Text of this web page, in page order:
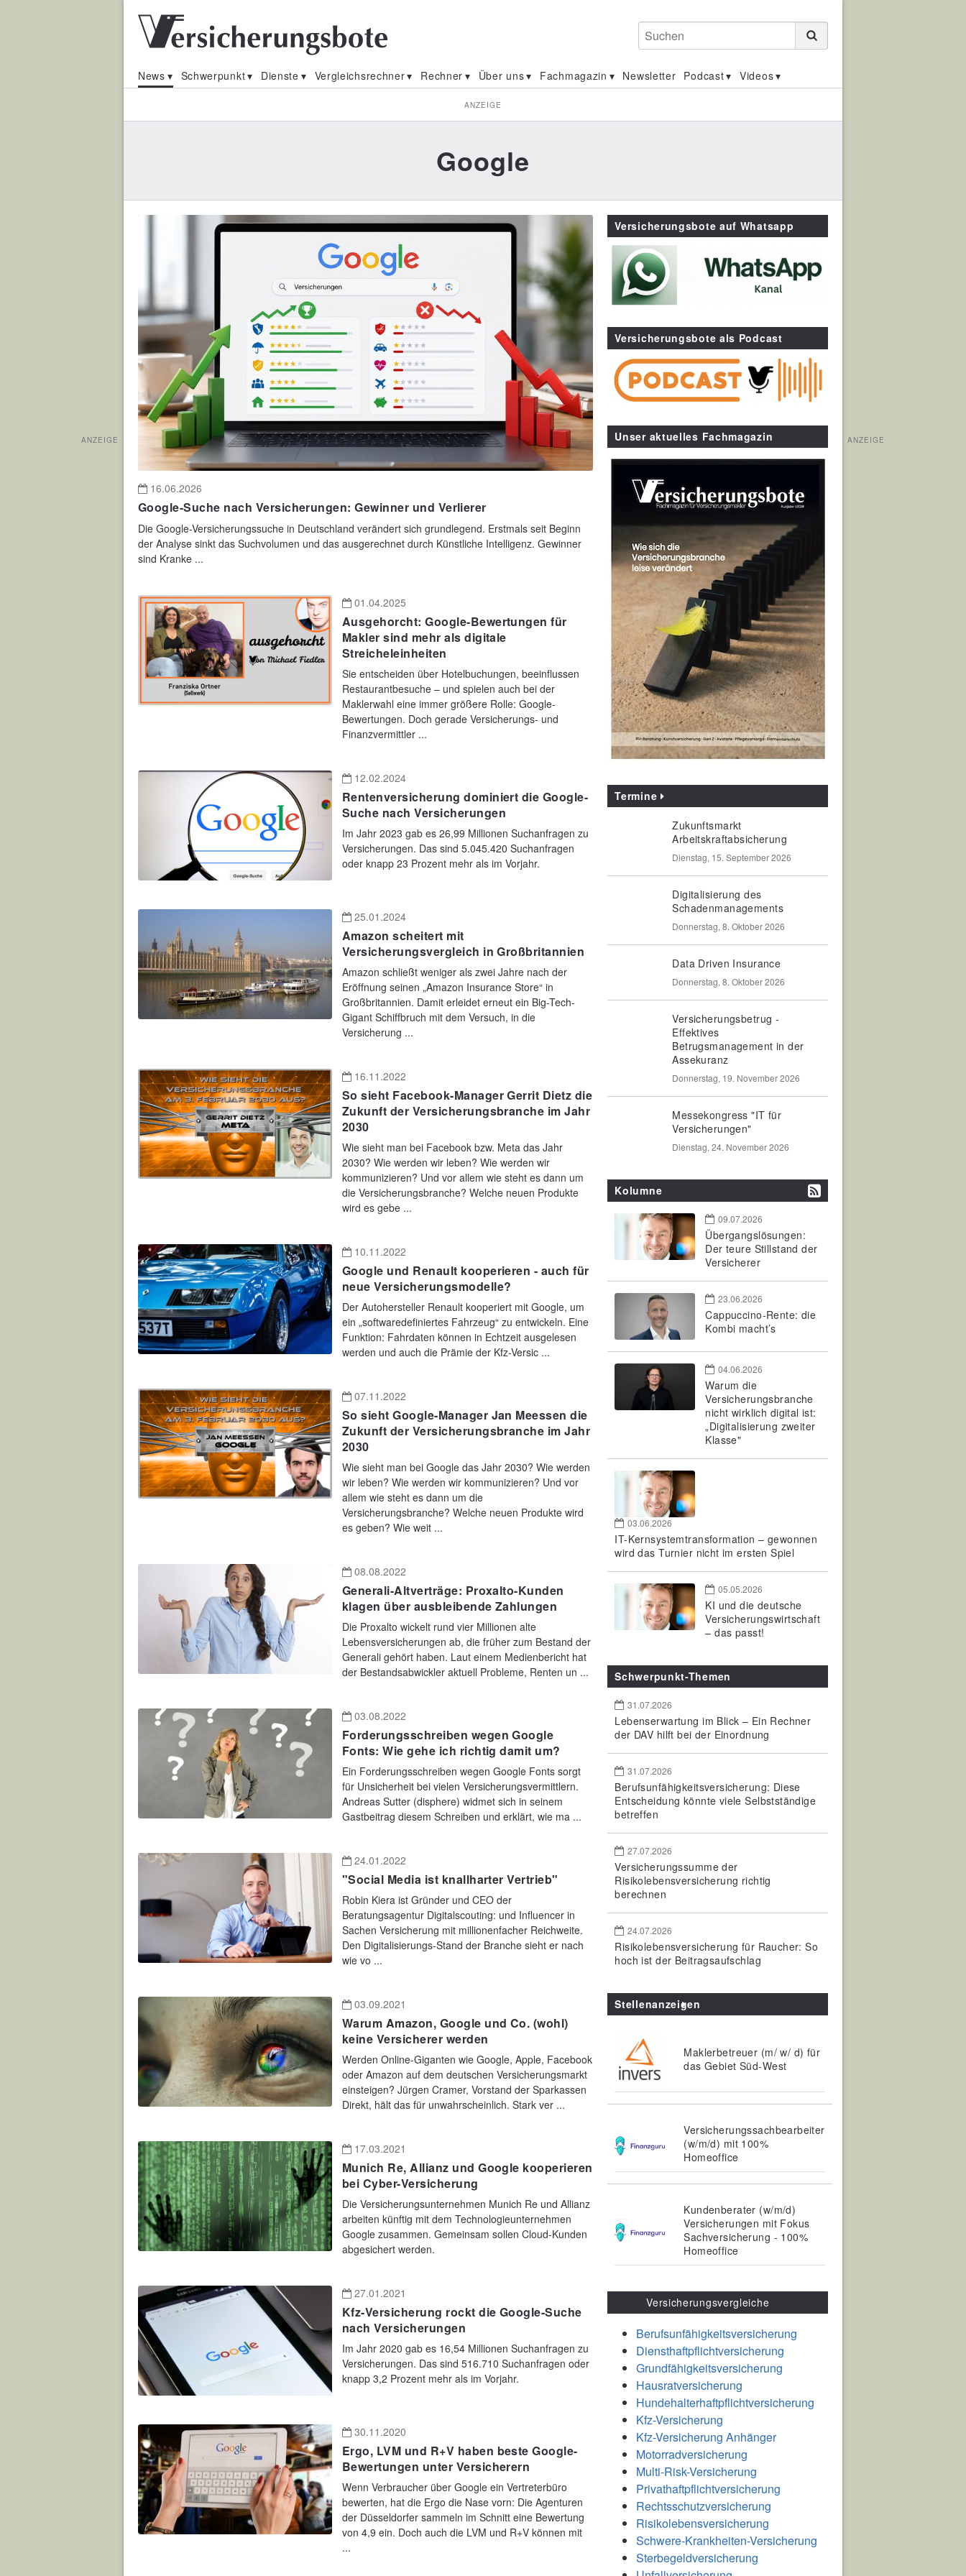
Suchen
News Schwerpunkt Dienste Vergleichsrechner Rechner Über uns Fachmagazin Newsletter Podcast Videos
ANZEIGE
Google
16.06.2026
Google-Suche nach Versicherungen: Gewinner und Verlierer
Die Google-Versicherungssuche in Deutschland verändert sich grundlegend. Erstmals seit Beginn
der Analyse sinkt das Suchvolumen und das ausgerechnet durch Künstliche Intelligenz. Gewinner
sind Kranke ...
01.04.2025
Ausgehorcht: Google-Bewertungen für
Makler sind mehr als digitale
Streicheleinheiten
Sie entscheiden über Hotelbuchungen, beeinflussen
Restaurantbesuche – und spielen auch bei der
Maklerwahl eine immer größere Rolle: Google-
Bewertungen. Doch gerade Versicherungs- und
Finanzvermittler ...
12.02.2024
Rentenversicherung dominiert die Google-
Suche nach Versicherungen
Im Jahr 2023 gab es 26,99 Millionen Suchanfragen zu
Versicherungen. Das sind 5.045.420 Suchanfragen
oder knapp 23 Prozent mehr als im Vorjahr.
25.01.2024
Amazon scheitert mit
Versicherungsvergleich in Großbritannien
Amazon schließt weniger als zwei Jahre nach der
Eröffnung seinen „Amazon Insurance Store“ in
Großbritannien. Damit erleidet erneut ein Big-Tech-
Gigant Schiffbruch mit dem Versuch, in die
Versicherung ...
16.11.2022
So sieht Facebook-Manager Gerrit Dietz die
Zukunft der Versicherungsbranche im Jahr
2030
Wie sieht man bei Facebook bzw. Meta das Jahr
2030? Wie werden wir leben? Wie werden wir
kommunizieren? Und vor allem wie steht es dann um
die Versicherungsbranche? Welche neuen Produkte
wird es gebe ...
10.11.2022
Google und Renault kooperieren - auch für
neue Versicherungsmodelle?
Der Autohersteller Renault kooperiert mit Google, um
ein „softwaredefiniertes Fahrzeug“ zu entwickeln. Eine
Funktion: Fahrdaten können in Echtzeit ausgelesen
werden und auch die Prämie der Kfz-Versic ...
07.11.2022
So sieht Google-Manager Jan Meessen die
Zukunft der Versicherungsbranche im Jahr
2030
Wie sieht man bei Google das Jahr 2030? Wie werden
wir leben? Wie werden wir kommunizieren? Und vor
allem wie steht es dann um die
Versicherungsbranche? Welche neuen Produkte wird
es geben? Wie weit ...
08.08.2022
Generali-Altverträge: Proxalto-Kunden
klagen über ausbleibende Zahlungen
Die Proxalto wickelt rund vier Millionen alte
Lebensversicherungen ab, die früher zum Bestand der
Generali gehört haben. Laut einem Medienbericht hat
der Bestandsabwickler aktuell Probleme, Renten un ...
03.08.2022
Forderungsschreiben wegen Google
Fonts: Wie gehe ich richtig damit um?
Ein Forderungsschreiben wegen Google Fonts sorgt
für Unsicherheit bei vielen Versicherungsvermittlern.
Andreas Sutter (disphere) widmet sich in seinem
Gastbeitrag diesem Schreiben und erklärt, wie ma ...
24.01.2022
"Social Media ist knallharter Vertrieb"
Robin Kiera ist Gründer und CEO der
Beratungsagentur Digitalscouting: und Influencer in
Sachen Versicherung mit millionenfacher Reichweite.
Den Digitalisierungs-Stand der Branche sieht er nach
wie vo ...
03.09.2021
Warum Amazon, Google und Co. (wohl)
keine Versicherer werden
Werden Online-Giganten wie Google, Apple, Facebook
oder Amazon auf dem deutschen Versicherungsmarkt
einsteigen? Jürgen Cramer, Vorstand der Sparkassen
Direkt, hält das für unwahrscheinlich. Stark ver ...
17.03.2021
Munich Re, Allianz und Google kooperieren
bei Cyber-Versicherung
Die Versicherungsunternehmen Munich Re und Allianz
arbeiten künftig mit dem Technologieunternehmen
Google zusammen. Gemeinsam sollen Cloud-Kunden
abgesichert werden.
27.01.2021
Kfz-Versicherung rockt die Google-Suche
nach Versicherungen
Im Jahr 2020 gab es 16,54 Millionen Suchanfragen zu
Versicherungen. Das sind 516.710 Suchanfragen oder
knapp 3,2 Prozent mehr als im Vorjahr.
30.11.2020
Ergo, LVM und R+V haben beste Google-
Bewertungen unter Versicherern
Wenn Verbraucher über Google ein Vertreterbüro
bewerten, hat die Ergo die Nase vorn: Die Agenturen
der Düsseldorfer sammeln im Schnitt eine Bewertung
von 4,9 ein. Doch auch die LVM und R+V können mit
...
Versicherungsbote auf Whatsapp
Versicherungsbote als Podcast
Unser aktuelles Fachmagazin
Termine
Zukunftsmarkt
Arbeitskraftabsicherung
Dienstag, 15. September 2026
Digitalisierung des
Schadenmanagements
Donnerstag, 8. Oktober 2026
Data Driven Insurance
Donnerstag, 8. Oktober 2026
Versicherungsbetrug -
Effektives
Betrugsmanagement in der
Assekuranz
Donnerstag, 19. November 2026
Messekongress "IT für
Versicherungen"
Dienstag, 24. November 2026
Kolumne
09.07.2026
Übergangslösungen:
Der teure Stillstand der
Versicherer
23.06.2026
Cappuccino-Rente: die
Kombi macht’s
04.06.2026
Warum die
Versicherungsbranche
nicht wirklich digital ist:
„Digitalisierung zweiter
Klasse"
03.06.2026
IT-Kernsystemtransformation – gewonnen
wird das Turnier nicht im ersten Spiel
05.05.2026
KI und die deutsche
Versicherungswirtschaft
– das passt!
Schwerpunkt-Themen
31.07.2026
Lebenserwartung im Blick – Ein Rechner
der DAV hilft bei der Einordnung
31.07.2026
Berufsunfähigkeitsversicherung: Diese
Entscheidung könnte viele Selbstständige
betreffen
27.07.2026
Versicherungssumme der
Risikolebensversicherung richtig
berechnen
24.07.2026
Risikolebensversicherung für Raucher: So
hoch ist der Beitragsaufschlag
Stellenanzeigen
Maklerbetreuer (m/ w/ d) für
das Gebiet Süd-West
Versicherungssachbearbeiter
(w/m/d) mit 100%
Homeoffice
Kundenberater (w/m/d)
Versicherungen mit Fokus
Sachversicherung - 100%
Homeoffice
Versicherungsvergleiche
Berufsunfähigkeitsversicherung
Diensthaftpflichtversicherung
Grundfähigkeitsversicherung
Hausratversicherung
Hundehalterhaftpflichtversicherung
Kfz-Versicherung
Kfz-Versicherung Anhänger
Motorradversicherung
Multi-Risk-Versicherung
Privathaftpflichtversicherung
Rechtsschutzversicherung
Risikolebensversicherung
Schwere-Krankheiten-Versicherung
Sterbegeldversicherung
ANZEIGE ANZEIGE